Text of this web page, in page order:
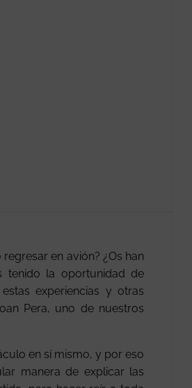
en avión? ¿Os han
tenido la oportunidad de
experiencias y otras
Pera, uno de nuestros
en sí mismo, y por eso
manera de explicar las